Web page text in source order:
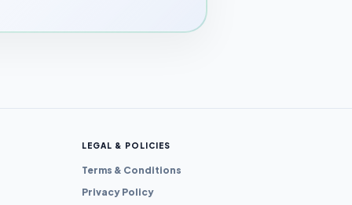
LEGAL & POLICIES
Terms & Conditions
Privacy Policy